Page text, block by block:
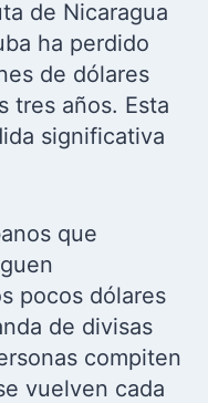
de Nicaragua
ha perdido
de dólares
tres años. Esta
significativa
que
pocos dólares
de divisas
compiten
vuelven cada